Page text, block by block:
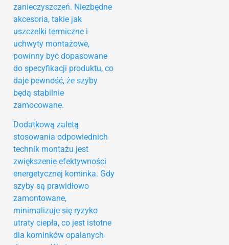
zanieczyszczeń. Niezbędne
akcesoria, takie jak
uszczelki termiczne i
uchwyty montażowe,
powinny być dopasowane
do specyfikacji produktu, co
daje pewność, że szyby
będą stabilnie
zamocowane.
Dodatkową zaletą
stosowania odpowiednich
technik montażu jest
zwiększenie efektywności
energetycznej kominka. Gdy
szyby są prawidłowo
zamontowane,
minimalizuje się ryzyko
utraty ciepła, co jest istotne
dla kominków opalanych